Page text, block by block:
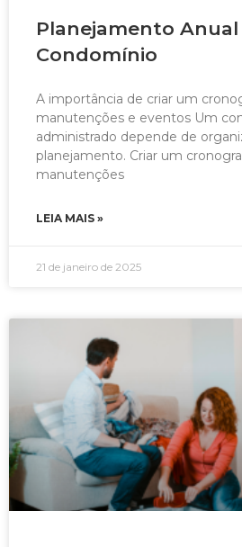
Planejamento
Condomínio
A importância de criar um
manutenções e eventos Um
administrado depende de
planejamento. Criar um
manutenções
LEIA MAIS »
21 de janeiro de 2025